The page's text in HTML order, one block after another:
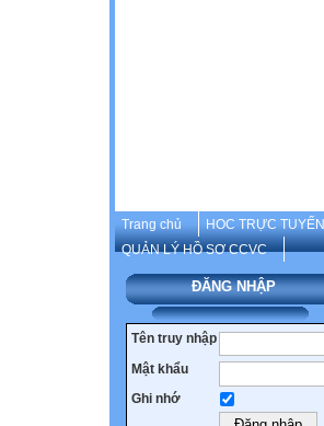
Trang chủ HOC TRỰC TUYẾN
QUẢN LÝ HỒ SƠ CCVC
ĐĂNG NHẬP
Tên truy nhập
Mật khẩu
Ghi nhớ